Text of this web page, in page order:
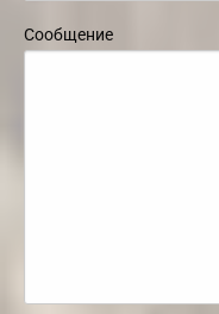
Сообщение